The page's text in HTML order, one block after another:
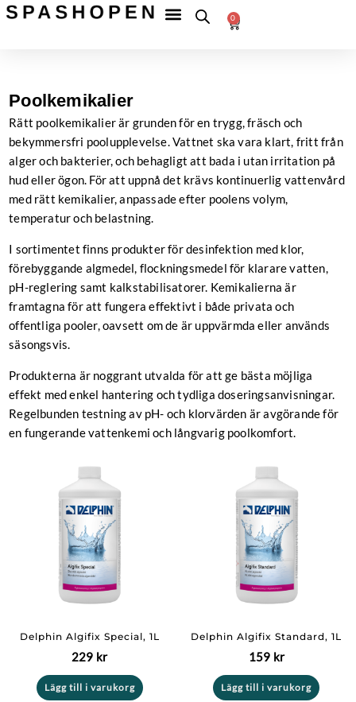
Hoppa
till
Betala
Fri
frakt
till
0
Varukorg
Poolkemikalier
Rätt poolkemikalier är grunden för en trygg, fräsch och
bekymmersfri poolupplevelse. Vattnet ska vara klart, fritt från
alger och bakterier, och behagligt att bada i utan irritation på
hud eller ögon. För att uppnå det krävs kontinuerlig vattenvård
med rätt kemikalier, anpassade efter poolens volym,
temperatur och belastning.
I sortimentet finns produkter för desinfektion med klor,
förebyggande algmedel, flockningsmedel för klarare vatten,
pH-reglering samt kalkstabilisatorer. Kemikalierna är
framtagna för att fungera effektivt i både privata och
offentliga pooler, oavsett om de är uppvärmda eller används
säsongsvis.
Produkterna är noggrant utvalda för att ge bästa möjliga
effekt med enkel hantering och tydliga doseringsanvisningar.
Regelbunden testning av pH- och klorvärden är avgörande för
en fungerande vattenkemi och långvarig poolkomfort.
Delphin Algifix Special, 1L
229 kr
Lägg till i varukorg
Delphin Algifix Standard, 1L
159 kr
Lägg till i varukorg